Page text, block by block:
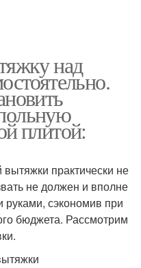
над
плитой:
практически не
не должен и вполне
руками, сэкономив при
бюджета. Рассмотрим